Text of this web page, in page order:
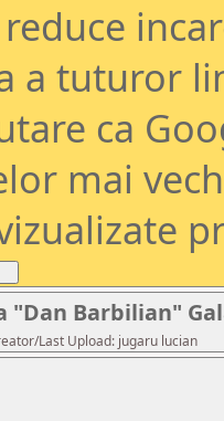
a tuturor
ca
mai
"Dan Barbilian"
Last Upload: jugaru lucian